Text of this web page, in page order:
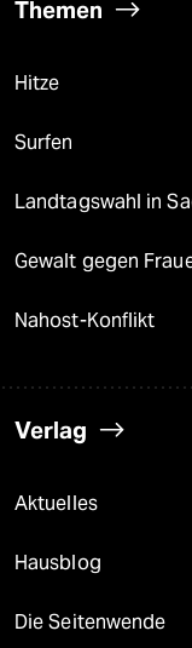
Themen
Hitze
Surfen
Landtagswahl in
Gewalt gegen
Nahost-Konflikt
Verlag
Aktuelles
Hausblog
Die Seitenwende